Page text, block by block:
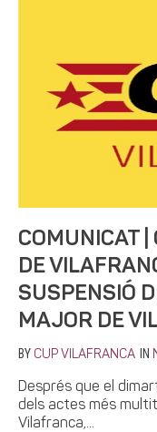
COMUNICAT |
DE
SUSPENSIÓ
MAJOR DE
BY CUP VILAFRANCA IN
Després que el
dels actes més
Vilafranca,...